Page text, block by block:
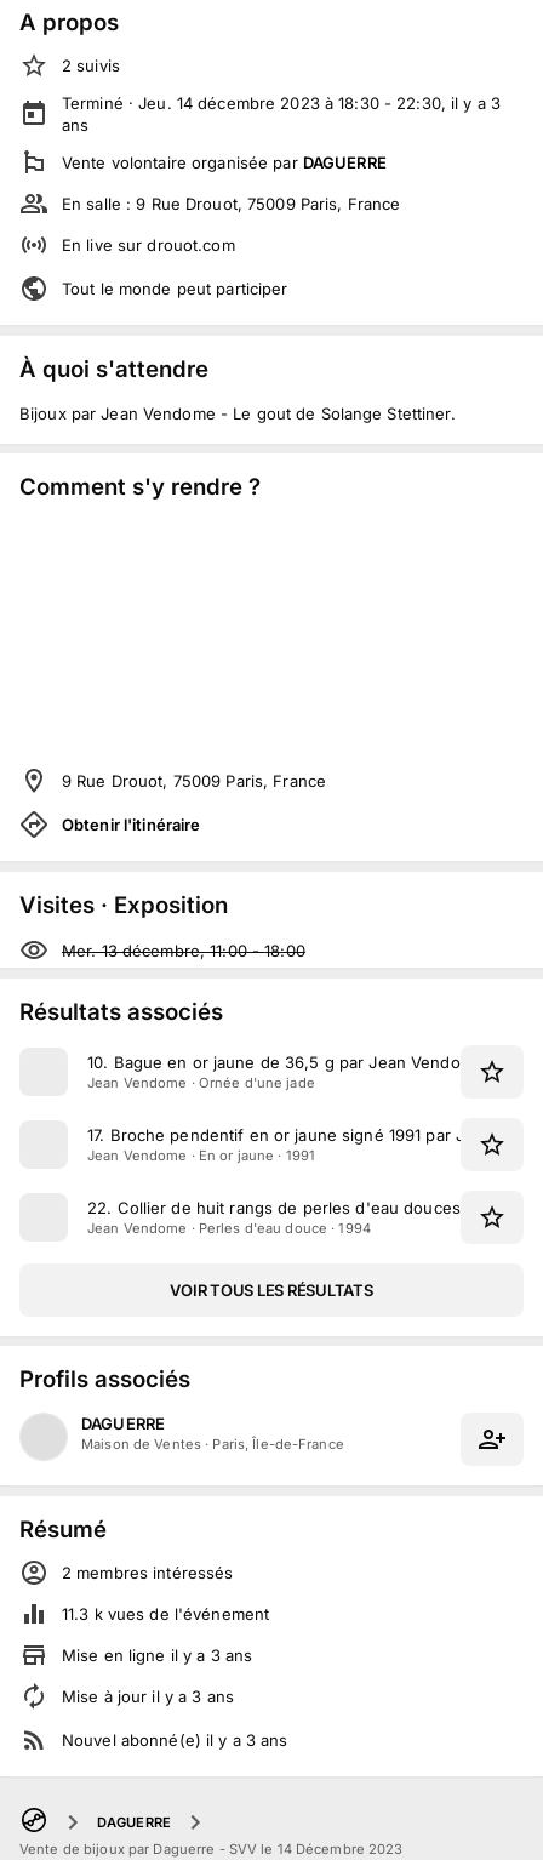
A propos
2 suivis
Terminé ·Jeu. 14 décembre 2023 à 18:30 - 22:30, il y a 3
ans
Vente volontaire organisée par DAGUERRE
En salle :9 Rue Drouot, 75009 Paris, France
En live surdrouot.com
Tout le monde peut participer
À quoi s'attendre
Bijoux par Jean Vendome - Le gout de Solange Stettiner.
Comment s'y rendre ?
9 Rue Drouot, 75009 Paris, France
Obtenir l'itinéraire
Visites · Exposition
Mer. 13 décembre, 11:00-18:00
Résultats associés
10. Bague en or jaune de 36,5 g par Jean Vendome
Jean Vendome · Ornée d'une jade
17. Broche pendentif en or jaune signé 1991 par Jean
Jean Vendome · En or jaune · 1991
22. Collier de huit rangs de perles d'eau douces signé par
Jean Vendome · Perles d'eau douce · 1994
VOIR TOUS LES RÉSULTATS
Profils associés
DAGUERRE
Maison de Ventes · Paris, Île-de-France
Résumé
2 membres intéressés
11.3 kvues de l'événement
Mise en ligne il y a 3 ans
Mise à jour il y a 3 ans
Nouvel abonné(e) il y a 3 ans
DAGUERRE
Vente de bijoux par Daguerre - SVV le 14 Décembre 2023